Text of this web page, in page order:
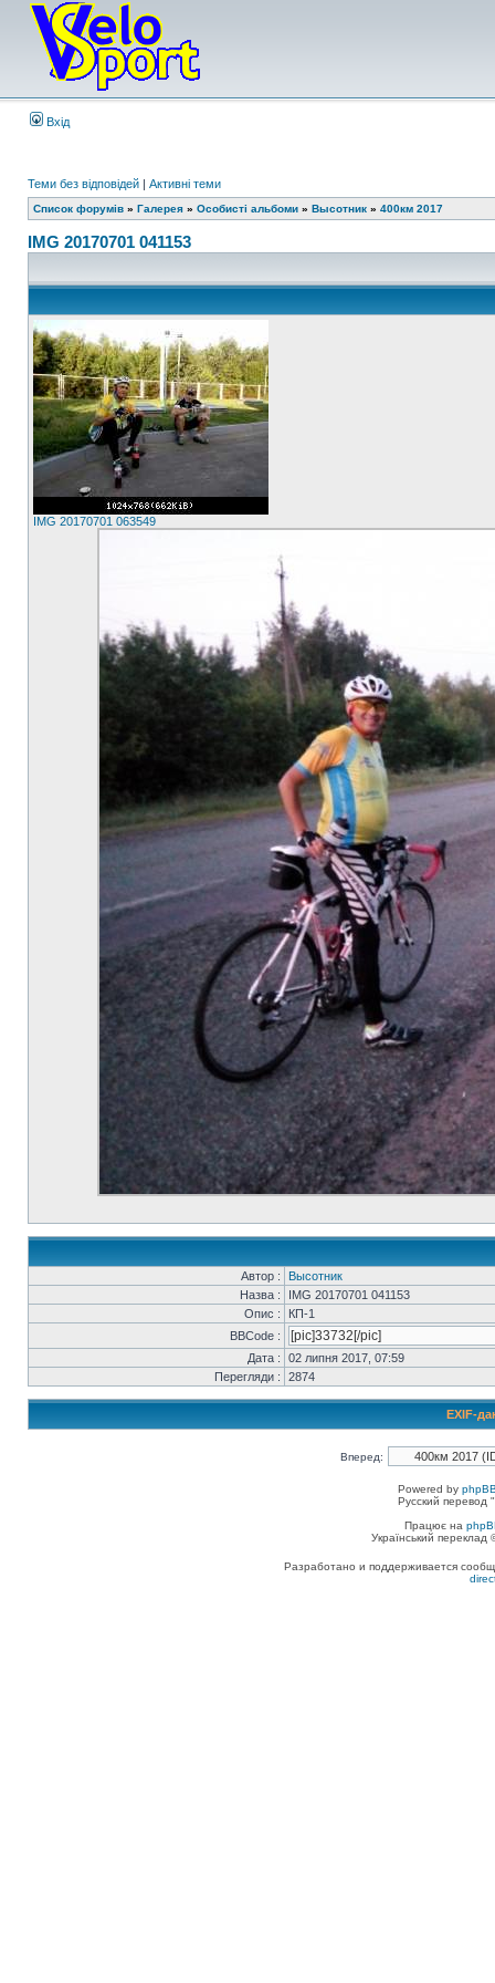
Вхід
Теми без відповідей | Активні теми
Список форумів » Галерея » Особисті альбоми » Высотник » 400км 2017
IMG 20170701 041153
IMG 20170701 063549
Автор :
Высотник
Назва :
IMG 20170701 041153
Опис :
КП-1
BBCode :
Дата :
02 липня 2017, 07:59
Перегляди :
2874
EXIF-
Вперед:
Powered by
Русский перевод
Працює на
Український
Разработано и поддерживается